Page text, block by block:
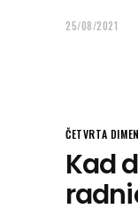
25/08/2021
ČETVRTA
Kad